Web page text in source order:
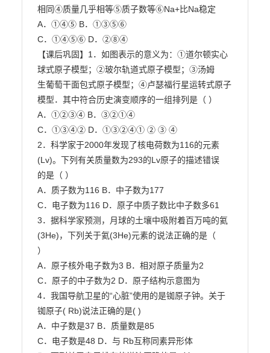
相同④质量几乎相等⑤质子数等⑥Na+比Na稳定
A．①④⑤ B．①③⑤⑥
C．①④⑤⑥ D．②⑧④
【课后巩固】1．如图表示的意义为：①道尔顿实心
球式原子模型；②玻尔轨道式原子模型；③汤姆
生葡萄干面包式原子模型；④卢瑟福行星运转式原子
模型．其中符合历史演变顺序的一组排列是（ ）
A．①②③④ B．③②①④
C．①③④② D．①③②④① ② ③ ④
2．科学家于2000年发现了核电荷数为116的元素
(Lv)。下列有关质量数为293的Lv原子的描述错误
的是（ ）
A．质子数为116 B．中子数为177
C．电子数为116 D．原子中质子数比中子数多61
3．据科学家预测，月球的土壤中吸附着百万吨的氦
(3He)，下列关于氦(3He)元素的说法正确的是（
）
A．原子核外电子数为3 B．相对原子质量为2
C．原子的中子数为2 D．原子结构示意图为
4．我国导航卫星的“心脏”使用的是铷原子钟。关于
铷原子( Rb)说法正确的是( )
A．中子数是37 B．质量数是85
C．电子数是48 D．与 Rb互称同素异形体